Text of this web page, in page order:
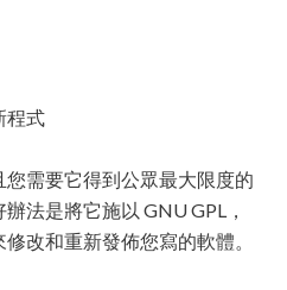
程式
需要它得到公眾最大限度的
法是將它施以 GNU GPL，
改和重新發佈您寫的軟體。